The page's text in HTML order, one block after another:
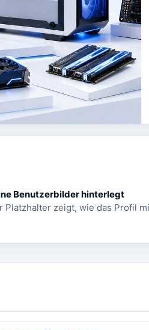
Benutzerbilder hinterlegt
Platzhalter zeigt, wie das Profil